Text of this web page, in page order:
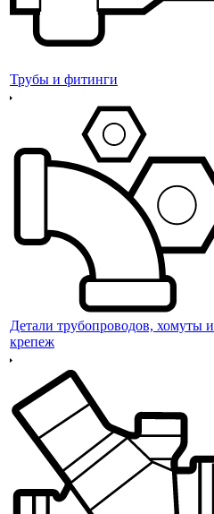
Трубы и фитинги
Детали трубопроводов, хомуты и
крепеж